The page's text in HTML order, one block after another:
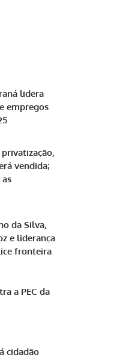
lidera
empregos
vendida;
da Silva,
e liderança
fronteira
a PEC da
cidadão